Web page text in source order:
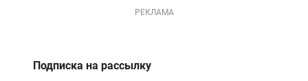
РЕКЛАМА
Подписка на рассылку